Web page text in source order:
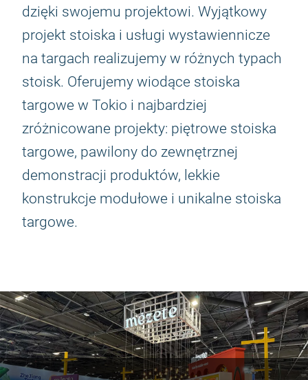
dzięki swojemu projektowi. Wyjątkowy
projekt stoiska i usługi wystawiennicze
na targach realizujemy w różnych typach
stoisk. Oferujemy wiodące stoiska
targowe w Tokio i najbardziej
zróżnicowane projekty: piętrowe stoiska
targowe, pawilony do zewnętrznej
demonstracji produktów, lekkie
konstrukcje modułowe i unikalne stoiska
targowe.